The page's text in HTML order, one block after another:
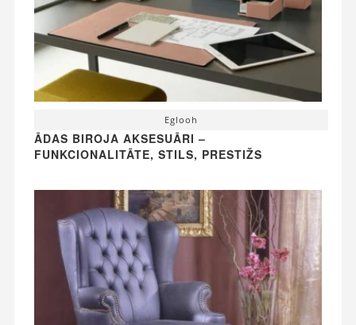
Eglooh
ĀDAS BIROJA AKSESUĀRI –
FUNKCIONALITĀTE, STILS, PRESTIŽS